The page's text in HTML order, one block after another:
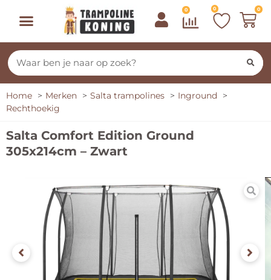
0 0 0
Home Merken Salta trampolines
Inground
Rechthoekig
Salta Comfort Edition Ground
305x214cm – Zwart